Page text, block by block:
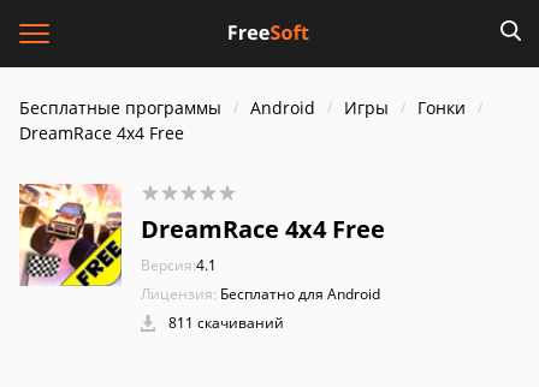
Бесплатные программы Android Игры
Гонки
DreamRace 4x4 Free
DreamRace 4x4 Free
Версия:4.1
Лицензия: Бесплатно для Android
811 скачиваний